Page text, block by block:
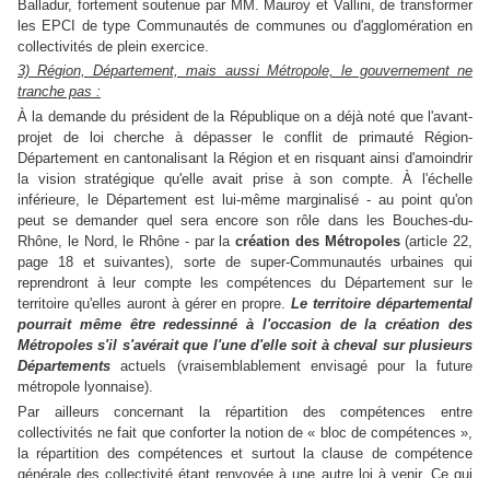
Balladur, fortement soutenue par MM. Mauroy et Vallini, de transformer
les EPCI de type Communautés de communes ou d'agglomération en
collectivités de plein exercice.
3) Région, Département, mais aussi Métropole, le gouvernement ne
tranche pas :
À la demande du président de la République on a déjà noté que l'avant-
projet de loi cherche à dépasser le conflit de primauté Région-
Département en cantonalisant la Région et en risquant ainsi d'amoindrir
la vision stratégique qu'elle avait prise à son compte. À l'échelle
inférieure, le Département est lui-même marginalisé - au point qu'on
peut se demander quel sera encore son rôle dans les Bouches-du-
Rhône, le Nord, le Rhône - par la création des Métropoles (article 22,
page 18 et suivantes), sorte de super-Communautés urbaines qui
reprendront à leur compte les compétences du Département sur le
territoire qu'elles auront à gérer en propre. Le territoire départemental
pourrait même être redessinné à l'occasion de la création des
Métropoles s'il s'avérait que l'une d'elle soit à cheval sur plusieurs
Départements
actuels (vraisemblablement envisagé pour la future
métropole lyonnaise).
Par ailleurs concernant la répartition des compétences entre
collectivités ne fait que conforter la notion de « bloc de compétences »,
la répartition des compétences et surtout la clause de compétence
générale des collectivité étant renvoyée à une autre loi à venir. Ce qui